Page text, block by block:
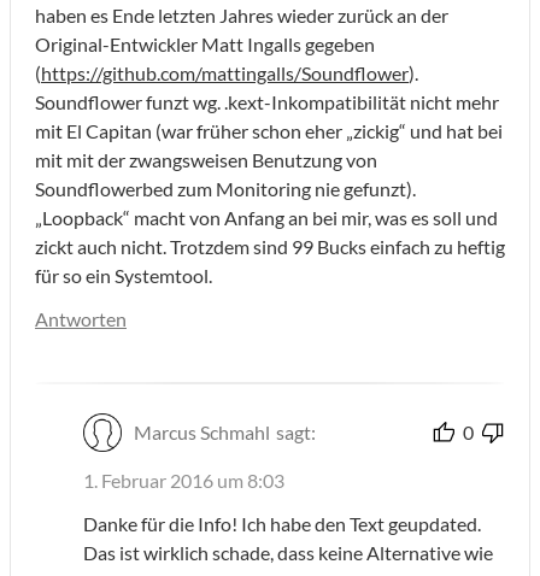
haben es Ende letzten Jahres wieder zurück an der
Original-Entwickler Matt Ingalls gegeben
(https://github.com/mattingalls/Soundflower).
Soundflower funzt wg. .kext-Inkompatibilität nicht mehr
mit El Capitan (war früher schon eher „zickig“ und hat bei
mit mit der zwangsweisen Benutzung von
Soundflowerbed zum Monitoring nie gefunzt).
„Loopback“ macht von Anfang an bei mir, was es soll und
zickt auch nicht. Trotzdem sind 99 Bucks einfach zu heftig
für so ein Systemtool.
Antworten
Marcus Schmahl sagt: 0
1. Februar 2016 um 8:03
Danke für die Info! Ich habe den Text geupdated.
Das ist wirklich schade, dass keine Alternative wie